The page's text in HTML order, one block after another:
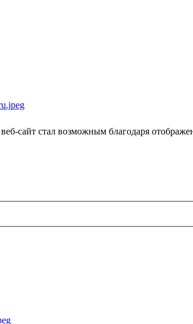
сайт стал возможным благодаря